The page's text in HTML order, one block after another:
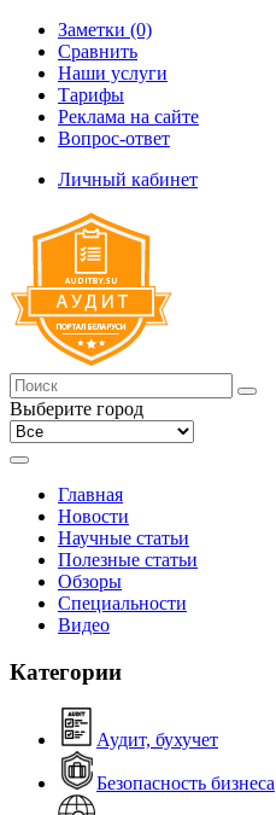
Заметки (0)
Сравнить
Наши услуги
Тарифы
Реклама на сайте
Вопрос-ответ
Личный кабинет
Выберите город
Главная
Новости
Научные статьи
Полезные статьи
Обзоры
Специальности
Видео
Категории
Аудит, бухучет
Безопасность бизнеса